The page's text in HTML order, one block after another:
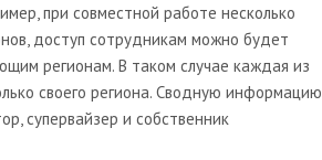
при совместной работе несколько
доступ сотрудникам можно будет
регионам. В таком случае каждая из
своего региона. Сводную информацию
супервайзер и собственник